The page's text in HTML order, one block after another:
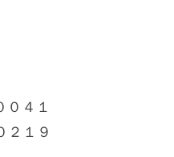
０４１
２１９